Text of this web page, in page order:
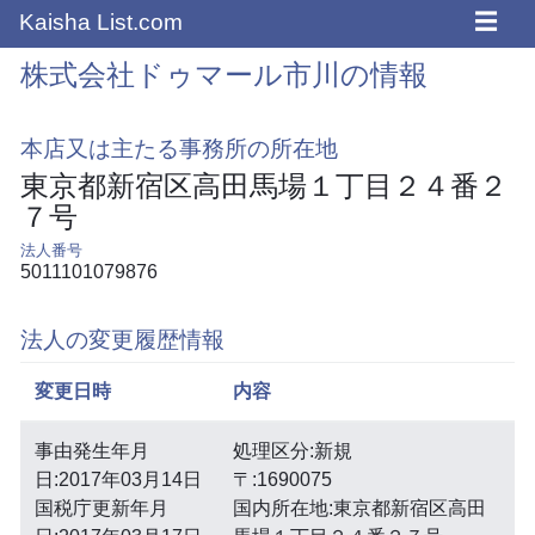
Kaisha List.com ☰
株式会社ドゥマール市川の情報
本店又は主たる事務所の所在地
東京都新宿区高田馬場１丁目２４番２
７号
法人番号
5011101079876
法人の変更履歴情報
変更日時 内容
事由発生年月
日:2017年03月14日
国税庁更新年月
処理区分:新規
〒:1690075
国内所在地:東京都新宿区高田